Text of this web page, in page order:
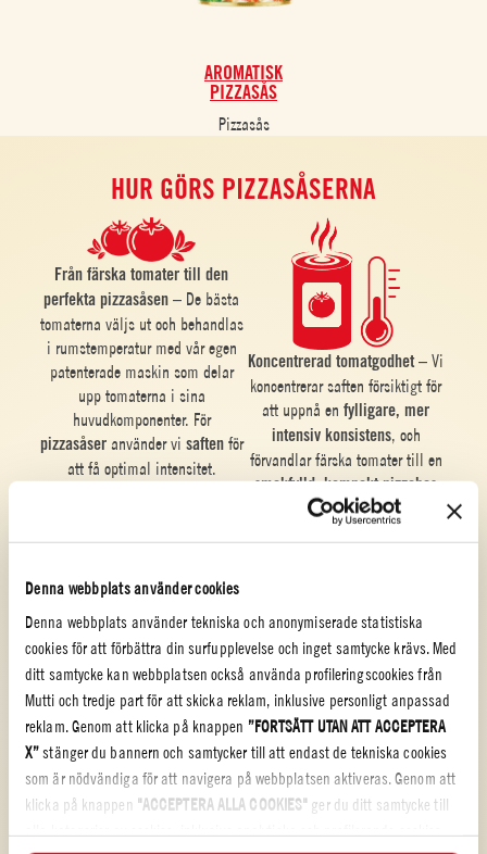
Denna webbplats använder cookies
Denna webbplats använder tekniska och anonymiserade statistiska
cookies för att förbättra din surfupplevelse och inget samtycke krävs. Med
ditt samtycke kan webbplatsen också använda profileringscookies från
Mutti och tredje part för att skicka reklam, inklusive personligt anpassad
reklam. Genom att klicka på knappen ”FORTSÄTT UTAN ATT ACCEPTERA
X”stänger du bannern och samtycker till att endast de tekniska cookies
som är nödvändiga för att navigera på webbplatsen aktiveras. Genom att
klicka på knappen "ACCEPTERA ALLA COOKIES" ger du ditt samtycke till
AROMATISK
PIZZASÅS
Pizzasås
HUR GÖRS PIZZASÅSERNA
Från färska tomater till den
perfekta pizzasåsen – De bästa
tomaterna väljs ut och behandlas
i rumstemperatur med vår egen
patenterade maskin som delar
upp tomaterna i sina
huvudkomponenter. För
pizzasåseranvänder vi saftenför
att få optimal intensitet.
Koncentrerad tomatgodhet – Vi
koncentrerar saften försiktigt för
att uppnå en fylligare, mer
intensiv konsistens, och
förvandlar färska tomater till en
smakfylld, kompakt pizzabas
som yrkesverksamma pizzabagare
Skapa den perfekta pizzasåsen
Yrkesverksamma kockar
justerar såsen själva med vatten
för att få den rätta konsistensen
påpizzasåsen .
Pastörisering och fyllning –
Slutligen tillsätter vispeciella
örtersom ger karaktär åt de